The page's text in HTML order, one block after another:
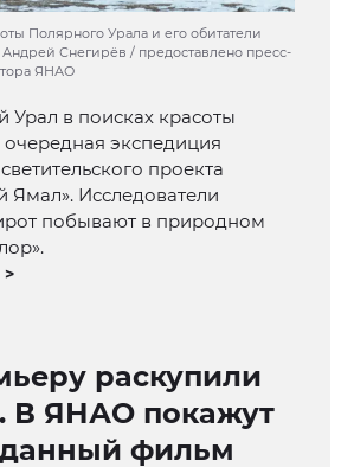
Полярного Урала и его обитатели
Снегирёв / предоставлено пресс-
ЯНАО
в поисках красоты
очередная экспедиция
проекта
Ямал». Исследователи
побывают в природном
>
раскупили
В ЯНАО покажут
фильм